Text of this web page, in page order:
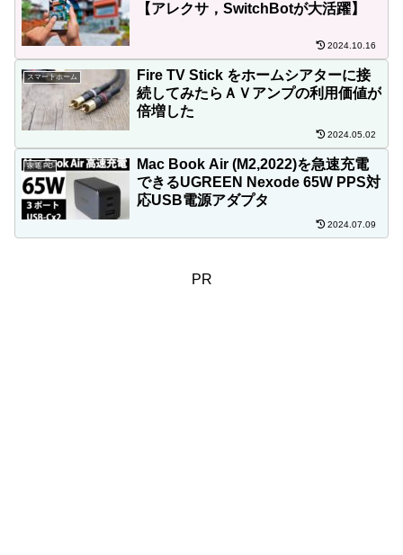
【アレクサ，SwitchBotが大活躍】
2024.10.16
スマートホーム
Fire TV Stick をホームシアターに接
続してみたらＡＶアンプの利用価値が
倍増した
2024.05.02
家電 PC
Mac Book Air (M2,2022)を急速充電
できるUGREEN Nexode 65W PPS対
応USB電源アダプタ
2024.07.09
PR